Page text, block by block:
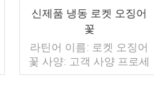
자 TT / С확인된 취소 불가
능한 LC 배송: 입금 확인 후
20일 이내
신제품 냉동 로켓 오징어
꽃
라틴어 이름: 로켓 오징어
꽃 사양: 고객 사양 프로세
스: 스킨 오프,컷 글레이징: